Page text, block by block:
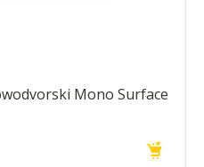
Mono Surface